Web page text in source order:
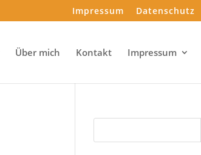
Impressum Datenschutz
Über mich Kontakt Impressum